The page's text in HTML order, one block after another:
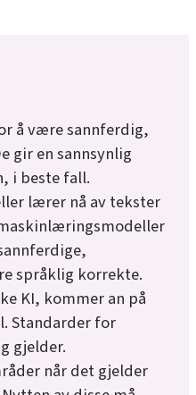
å være sannferdig,
gir en sannsynlig
i beste fall.
lærer nå av tekster
språklig korrekte.
KI, kommer an på
Standarder for
gjelder.
når det gjelder